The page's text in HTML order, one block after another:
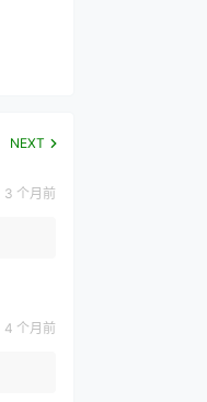
NEXT
3 个月前
4 个月前